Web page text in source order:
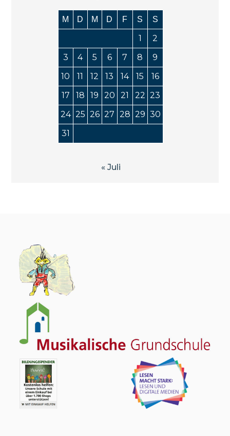
M D M D F S S
1
2
3
4 5 6 7 8
9
10
11 12 13 14 15
16
17
18 19 20 21 22 23
24 25 26 27 28 29 30
31
« Juli